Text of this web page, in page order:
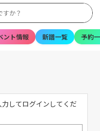
ント情報 新譜一覧 予約
してログインしてくだ